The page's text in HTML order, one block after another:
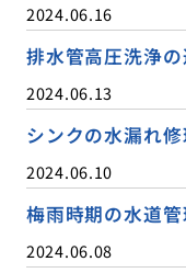
2024.06.16
排水管高圧洗浄
2024.06.13
シンクの水漏れ
2024.06.10
梅雨時期の水道
2024.06.08